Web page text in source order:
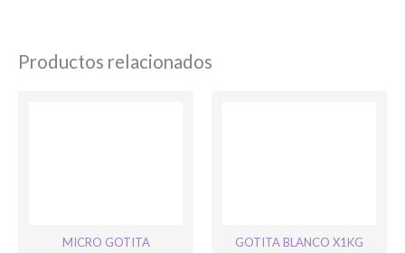
Productos relacionados
MICRO GOTITA
GOTITA BLANCO X1KG